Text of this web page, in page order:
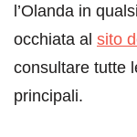
l’Olanda in
occhiata al sito
consultare tutte
principali.